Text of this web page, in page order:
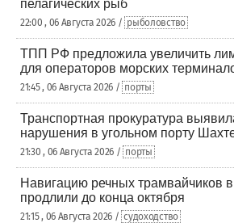
пелагических рыб
22:00 , 06 Августа 2026 / рыболовство
ТПП РФ предложила увеличить
для операторов морских
21:45 , 06 Августа 2026 / порты
Транспортная прокуратура
нарушения в угольном порту
21:30 , 06 Августа 2026 / порты
Навигацию речных трамвайчиков
продлили до конца октября
21:15 , 06 Августа 2026 / судоходство